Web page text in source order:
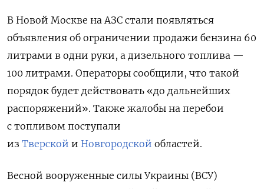
В Новой Москве на АЗС стали появляться
объявления об ограничении продажи бензина 60
литрами в одни руки, а дизельного топлива —
100 литрами. Операторы сообщили, что такой
порядок будет действовать «до дальнейших
распоряжений». Также жалобы на перебои
с топливом поступали
из Тверской и Новгородской областей.
Весной вооруженные силы Украины (ВСУ)